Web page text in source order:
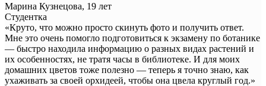
Марина Кузнецова, 19 лет
Студентка
«Круто, что можно просто скинуть фото и получить ответ.
Мне это очень помогло подготовиться к экзамену по ботанике
— быстро находила информацию о разных видах растений и
их особенностях, не тратя часы в библиотеке. И для моих
домашних цветов тоже полезно — теперь я точно знаю, как
ухаживать за своей орхидеей, чтобы она цвела круглый год.»